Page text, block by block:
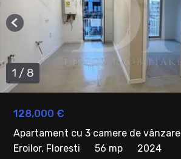
128,000 €
Apartament cu 3 camere de vânzare
Eroilor, Floresti
56 mp 2024
1 / 8
Previous